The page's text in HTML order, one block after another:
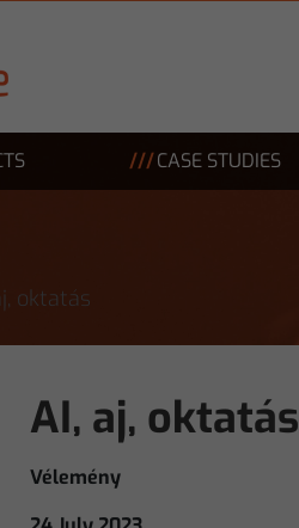
CASE STUDIES
oktatás
AI, aj, oktatás
Vélemény